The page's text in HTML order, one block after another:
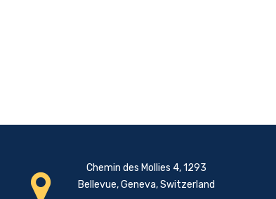
Chemin des Mollies 4, 1293
Bellevue, Geneva, Switzerland